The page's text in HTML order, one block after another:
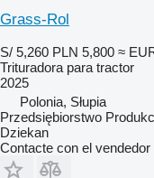
Grass-Rol
S/ 5,260 PLN 5,800 ≈
Trituradora para tractor
2025
Polonia, Słupia
Przedsiębiorstwo
Dziekan
Contacte con el vendedor